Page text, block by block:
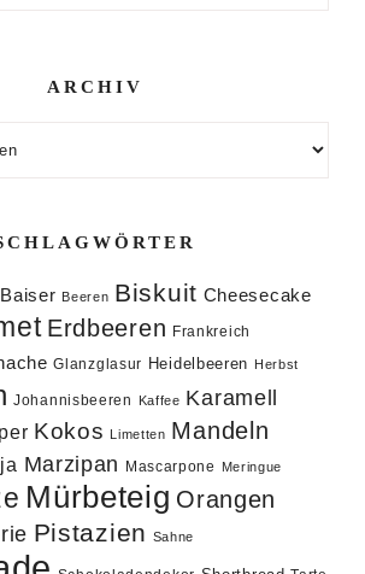
ARCHIV
Baiser Beeren Biskuit Cheesecake
Erdbeeren Frankreich
Glanzglasur Heidelbeeren Herbst
Johannisbeeren Kaffee Karamell
Kokos Limetten Mandeln
Marzipan Mascarpone Meringue
Mürbeteig Orangen
Pistazien Sahne